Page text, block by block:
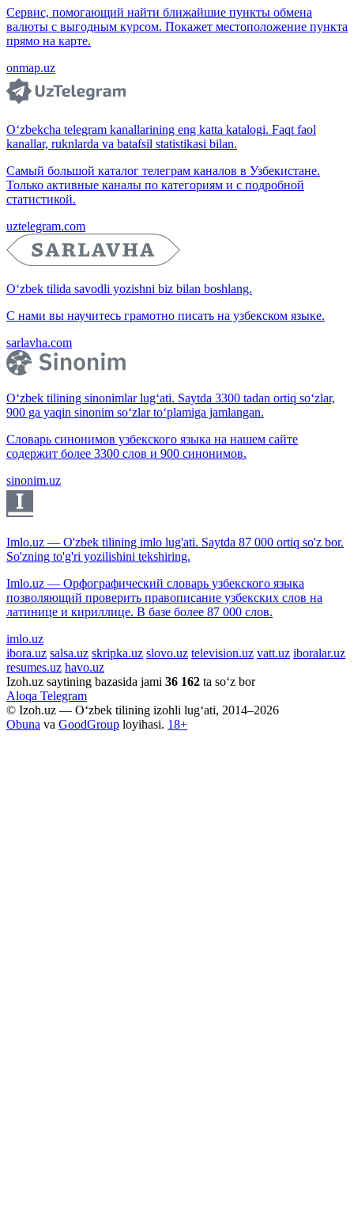
Сервис, помогающий найти ближайшие пункты обмена
валюты с выгодным курсом. Покажет местоположение пункта
прямо на карте.
onmap.uz
O‘zbekcha telegram kanallarining eng katta katalogi. Faqt faol
kanallar, ruknlarda va batafsil statistikasi bilan.
Самый большой каталог телеграм каналов в Узбекистане.
Только активные каналы по категориям и с подробной
статистикой.
uztelegram.com
O‘zbek tilida savodli yozishni biz bilan boshlang.
С нами вы научитесь грамотно писать на узбекском языке.
sarlavha.com
O‘zbek tilining sinonimlar lug‘ati. Saytda 3300 tadan ortiq so‘zlar,
900 ga yaqin sinonim so‘zlar to‘plamiga jamlangan.
Словарь синонимов узбекского языка на нашем сайте
содержит более 3300 слов и 900 синонимов.
sinonim.uz
Imlo.uz — O'zbek tilining imlo lug'ati. Saytda 87 000 ortiq so'z bor.
So'zning to'g'ri yozilishini tekshiring.
Imlo.uz — Орфографический словарь узбекского языка
позволяющий проверить правописание узбекских слов на
латинице и кириллице. В базе более 87 000 слов.
imlo.uz
ibora.uz salsa.uz skripka.uz slovo.uz television.uz vatt.uz iboralar.uz
resumes.uz havo.uz
Izoh.uz saytining bazasida jami 36 162 ta so‘z bor
Aloqa Telegram
© Izoh.uz — O‘zbek tilining izohli lug‘ati, 2014–2026
Obuna va GoodGroup loyihasi. 18+